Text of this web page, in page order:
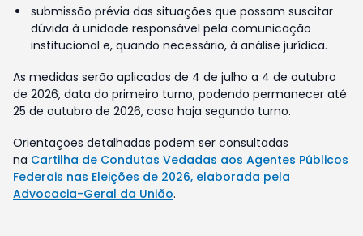
submissão prévia das situações que possam suscitar
dúvida à unidade responsável pela comunicação
institucional e, quando necessário, à análise jurídica.
As medidas serão aplicadas de 4 de julho a 4 de outubro
de 2026, data do primeiro turno, podendo permanecer até
25 de outubro de 2026, caso haja segundo turno.
Orientações detalhadas podem ser consultadas
na Cartilha de Condutas Vedadas aos Agentes Públicos
Federais nas Eleições de 2026, elaborada pela
Advocacia-Geral da União.